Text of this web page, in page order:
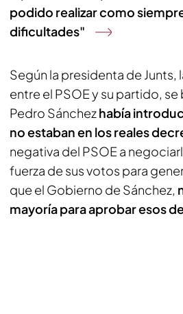
podido realizar como
dificultades"
Según la presidenta de Junts,
entre el PSOE y su partido, se
Pedro Sánchezhabía
no estaban en los reales
negativa del PSOE a
fuerza de sus votos para
que el Gobierno de Sánchez,
mayoría para aprobar esos